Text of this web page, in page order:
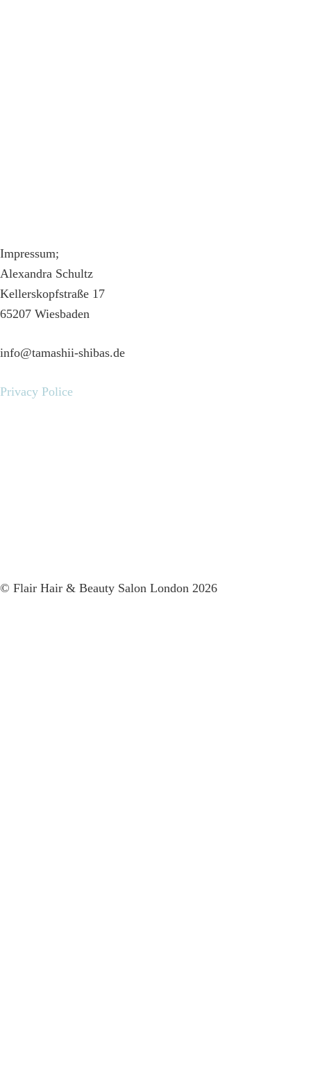
Impressum;
Alexandra Schultz
Kellerskopfstraße 17
65207 Wiesbaden
info@tamashii-shibas.de
Privacy Police
© Flair Hair & Beauty Salon London 2026